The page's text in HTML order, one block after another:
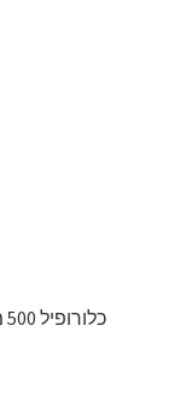
כלורופיל 500 מל בטעם מנטה Liquid Chlorophyll